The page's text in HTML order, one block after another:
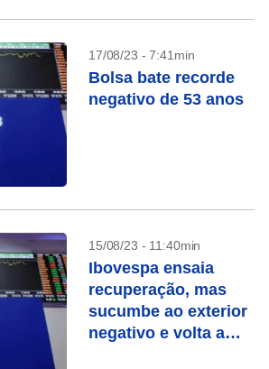
17/08/23 - 7:41min
Bolsa bate recorde
negativo de 53 anos
15/08/23 - 11:40min
Ibovespa ensaia
recuperação, mas
sucumbe ao exterior
negativo e volta a